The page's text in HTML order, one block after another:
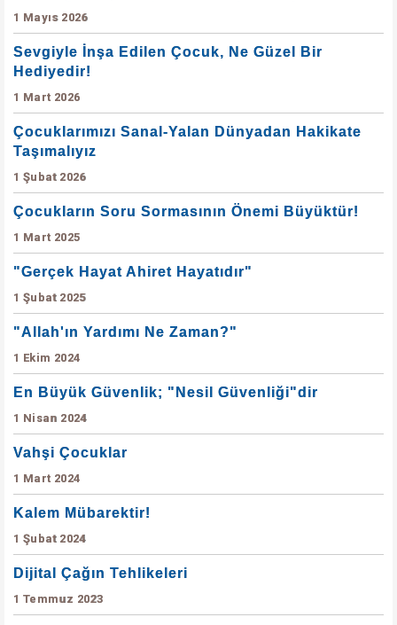
1 Mayıs 2026
Sevgiyle İnşa Edilen Çocuk, Ne Güzel Bir
Hediyedir!
1 Mart 2026
Çocuklarımızı Sanal-Yalan Dünyadan Hakikate
Taşımalıyız
1 Şubat 2026
Çocukların Soru Sormasının Önemi Büyüktür!
1 Mart 2025
"Gerçek Hayat Ahiret Hayatıdır"
1 Şubat 2025
"Allah'ın Yardımı Ne Zaman?"
1 Ekim 2024
En Büyük Güvenlik; "Nesil Güvenliği"dir
1 Nisan 2024
Vahşi Çocuklar
1 Mart 2024
Kalem Mübarektir!
1 Şubat 2024
Dijital Çağın Tehlikeleri
1 Temmuz 2023